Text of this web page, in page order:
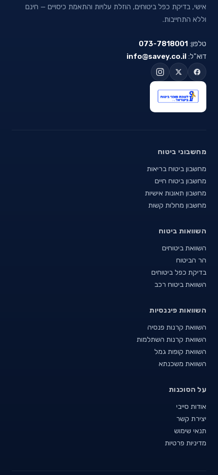
אישי, בדיקת כפל ביטוחים, הוזלת עלויות והתאמת כיסויים — חינם
וללא התחייבות.
טלפון: 073-7818001
דוא"ל: info@savey.co.il
מחשבוני ביטוח
מחשבון ביטוח בריאות
מחשבון ביטוח חיים
מחשבון תאונות אישיות
מחשבון מחלות קשות
השוואות ביטוח
השוואת ביטוחים
הר הביטוח
בדיקת כפל ביטוחים
השוואת ביטוח רכב
השוואות פיננסיות
השוואת קרנות פנסיה
השוואת קרנות השתלמות
השוואת קופות גמל
השוואת משכנתא
על הסוכנות
אודות סייבי
יצירת קשר
תנאי שימוש
מדיניות פרטיות